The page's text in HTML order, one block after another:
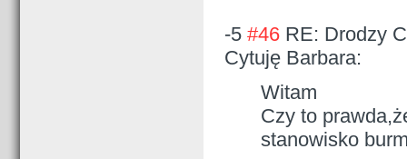
-5 #46 RE: Drodzy
Cytuję Barbara:
Witam
Czy to
stanowisko